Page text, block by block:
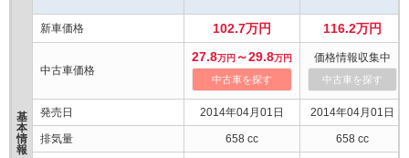
基
本
情
報
新車価格 102.7万円 116.2万円
中古車価格
27.8万円 ～29.8万円
中古車を探す
価格情報収集中
中古車を探す
発売日 2014年04月01日 2014年04月01日
排気量 658 cc 658 cc